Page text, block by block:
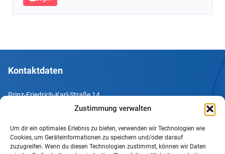
Zustimmung verwalten
Um dir ein optimales Erlebnis zu bieten, verwenden wir Technologien wie
Cookies, um Geräteinformationen zu speichern und/oder darauf
zuzugreifen. Wenn du diesen Technologien zustimmst, können wir Daten
Kontaktdaten
Prinz-Friedrich-Karl-Straße 14
Tel. +49 231 952052-10
Fax +49 231 952052-60